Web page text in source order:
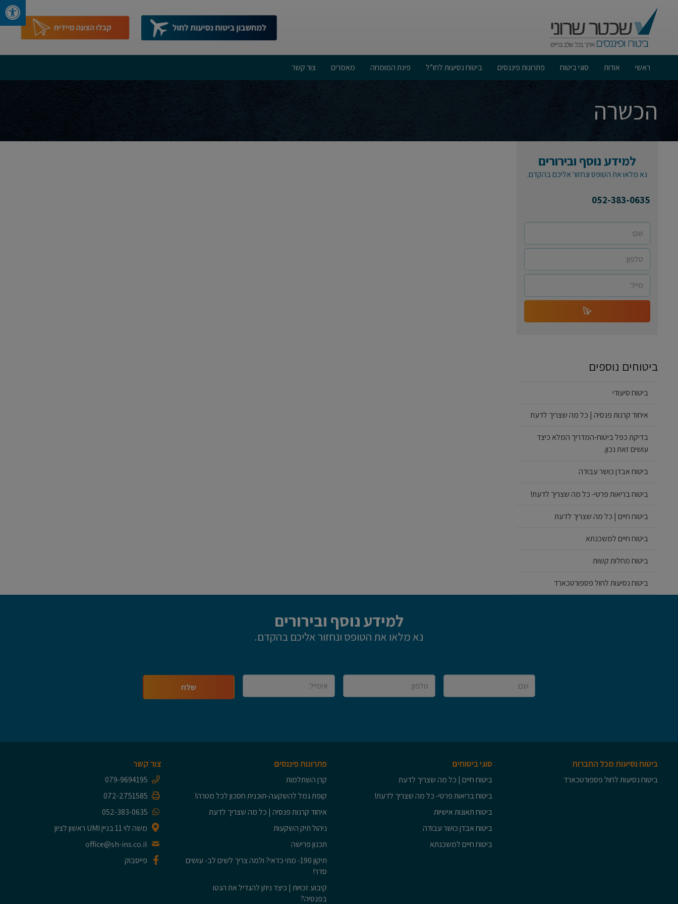
ראשי אודות סוגי ביטוח פתרונות פיננסים ביטוח נסיעות לחו”ל פינת המומחה מאמרים צור קשר
הכשרה
למידע נוסף ובירורים
נא מלאו את הטופס ונחזור אליכם בהקדם.
052-383-0635
ביטוחים נוספים
ביטוח סיעודי
איחוד קרנות פנסיה | כל מה שצריך לדעת
בדיקת כפל ביטוח-המדריך המלא כיצד
עושים זאת נכון.
ביטוח אבדן כושר עבודה
ביטוח בריאות פרטי- כל מה שצריך לדעת!
ביטוח חיים | כל מה שצריך לדעת
ביטוח חיים למשכנתא
ביטוח מחלות קשות
ביטוח נסיעות לחול פספורטכארד
למידע נוסף ובירורים
נא מלאו את הטופס ונחזור אליכם בהקדם.
ביטוח נסיעות מכל החברות
ביטוח נסיעות לחול פספורטכארד
סוגי ביטוחים
ביטוח חיים | כל מה שצריך לדעת
ביטוח בריאות פרטי- כל מה שצריך לדעת!
ביטוח תאונות אישיות
ביטוח אבדן כושר עבודה
ביטוח חיים למשכנתא
פתרונות פיננסים
קרן השתלמות
קופת גמל להשקעה-תוכנית חסכון לכל מטרה!
איחוד קרנות פנסיה | כל מה שצריך לדעת
ניהול תיק השקעות
תכנון פרישה
תיקון 190- מתי כדאי? ולמה צריך לשים לב- עושים
סדר!
קיבוע זכויות | כיצד ניתן להגדיל את הנטו
בפנסיה?
צור קשר
079-9694195
072-2751585
052-383-0635
משה לוי 11 בניין UMI ראשון לציון
office@sh-ins.co.il
פייסבוק